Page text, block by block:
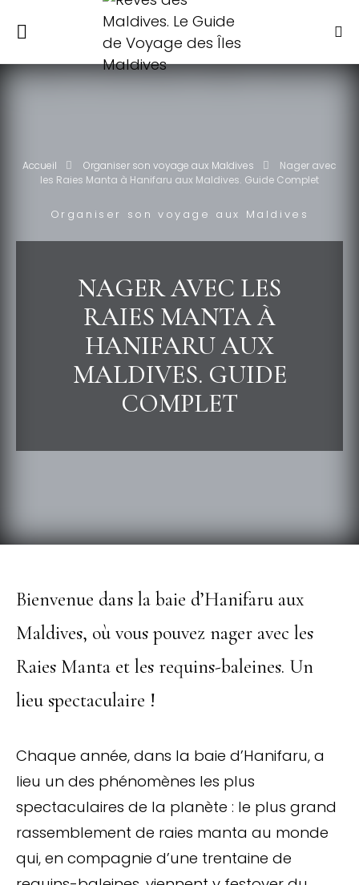
Accueil Organiser son voyage aux Maldives
Nager avec
les Raies Manta à Hanifaru aux Maldives. Guide Complet
Organiser son voyage aux Maldives
NAGER AVEC LES
RAIES MANTA À
HANIFARU AUX
MALDIVES. GUIDE
COMPLET
Bienvenue dans la baie d’Hanifaru aux
Maldives, où vous pouvez nager avec les
Raies Manta et les requins-baleines. Un
lieu spectaculaire !
Chaque année, dans la baie d’Hanifaru, a
lieu un des phénomènes les plus
spectaculaires de la planète : le plus grand
rassemblement de raies manta au monde
qui, en compagnie d’une trentaine de